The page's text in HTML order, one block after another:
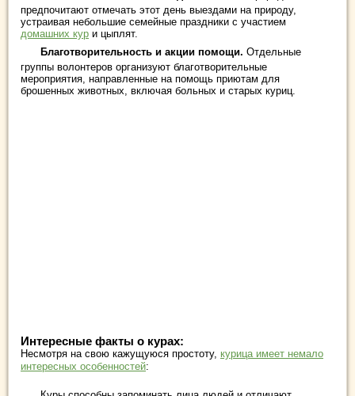
предпочитают отмечать этот день выездами на природу,
устраивая небольшие семейные праздники с участием
домашних кур и цыплят.
Благотворительность и акции помощи. Отдельные
группы волонтеров организуют благотворительные
мероприятия, направленные на помощь приютам для
брошенных животных, включая больных и старых куриц.
Интересные факты о курах:
Несмотря на свою кажущуюся простоту, курица имеет немало
интересных особенностей: